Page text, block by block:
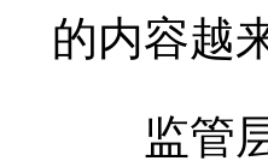
的内容越
监管层